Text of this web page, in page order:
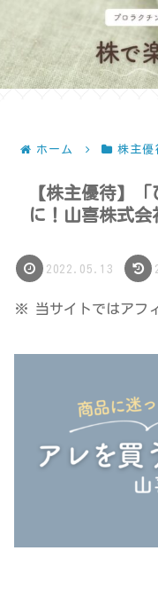
ホーム 株主優
【株主優待】
に！山喜株式会
2022.05.13
※ 当サイトではアフ